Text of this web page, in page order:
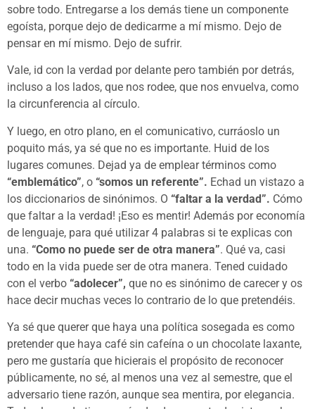
sobre todo. Entregarse a los demás tiene un componente
egoísta, porque dejo de dedicarme a mí mismo. Dejo de
pensar en mí mismo. Dejo de sufrir.
Vale, id con la verdad por delante pero también por detrás,
incluso a los lados, que nos rodee, que nos envuelva, como
la circunferencia al círculo.
Y luego, en otro plano, en el comunicativo, curráoslo un
poquito más, ya sé que no es importante. Huid de los
lugares comunes. Dejad ya de emplear términos como
“emblemático”, o “somos un referente”. Echad un vistazo a
los diccionarios de sinónimos. O “faltar a la verdad”. Cómo
que faltar a la verdad! ¡Eso es mentir! Además por economía
de lenguaje, para qué utilizar 4 palabras si te explicas con
una. “Como no puede ser de otra manera”. Qué va, casi
todo en la vida puede ser de otra manera. Tened cuidado
con el verbo “adolecer”, que no es sinónimo de carecer y os
hace decir muchas veces lo contrario de lo que pretendéis.
Ya sé que querer que haya una política sosegada es como
pretender que haya café sin cafeína o un chocolate laxante,
pero me gustaría que hicierais el propósito de reconocer
públicamente, no sé, al menos una vez al semestre, que el
adversario tiene razón, aunque sea mentira, por elegancia.